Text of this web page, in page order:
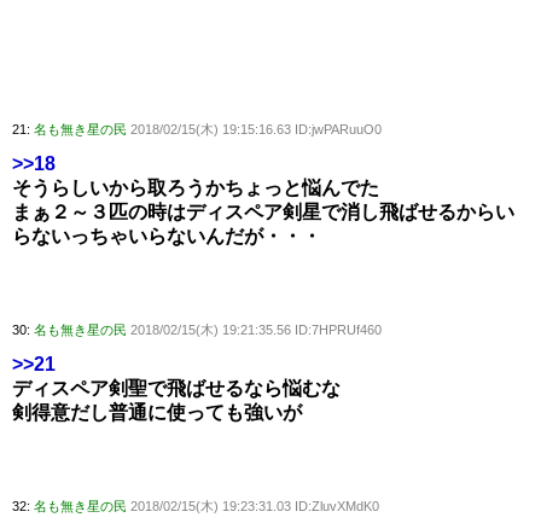
21: 名も無き星の民 2018/02/15(木) 19:15:16.63 ID:jwPARuuO0
>>18
そうらしいから取ろうかちょっと悩んでた
まぁ２～３匹の時はディスペア剣星で消し飛ばせるからい
らないっちゃいらないんだが・・・
30: 名も無き星の民 2018/02/15(木) 19:21:35.56 ID:7HPRUf460
>>21
ディスペア剣聖で飛ばせるなら悩むな
剣得意だし普通に使っても強いが
32: 名も無き星の民 2018/02/15(木) 19:23:31.03 ID:ZluvXMdK0